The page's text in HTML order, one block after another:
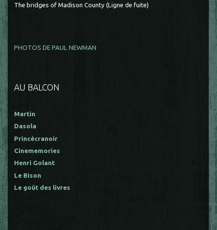
The bridges of Madison County (Ligne de fuite)
PHOTOS DE PAUL NEWMAN
AU BALCON
Martin
Dasola
Princécranoir
Cinememories
Henri Golant
Le Bison
Le goût des livres